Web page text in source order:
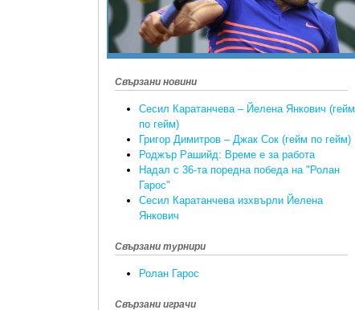
Свързани новини
Сесил Каратанчева – Йелена Янкович (гейм
по гейм)
Григор Димитров – Джак Сок (гейм по гейм)
Роджър Рашийд: Време е за работа
Надал с 36-та поредна победа на "Ролан
Гарос"
Сесил Каратанчева изхвърли Йелена
Янкович
Свързани турнири
Ролан Гарос
Свързани играчи